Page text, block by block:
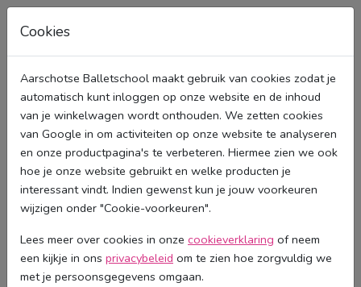
Cookies
Aarschotse Balletschool maakt gebruik van cookies zodat je
automatisch kunt inloggen op onze website en de inhoud
van je winkelwagen wordt onthouden. We zetten cookies
van Google in om activiteiten op onze website te analyseren
en onze productpagina's te verbeteren. Hiermee zien we ook
hoe je onze website gebruikt en welke producten je
interessant vindt. Indien gewenst kun je jouw voorkeuren
wijzigen onder "Cookie-voorkeuren".
Lees meer over cookies in onze cookieverklaring of neem
een kijkje in ons privacybeleid om te zien hoe zorgvuldig we
met je persoonsgegevens omgaan.